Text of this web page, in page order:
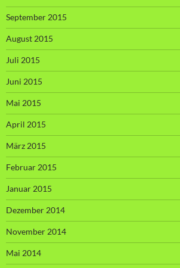
September 2015
August 2015
Juli 2015
Juni 2015
Mai 2015
April 2015
März 2015
Februar 2015
Januar 2015
Dezember 2014
November 2014
Mai 2014